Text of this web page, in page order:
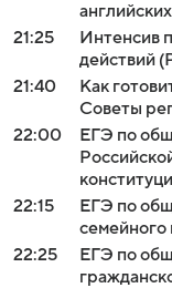
21:25
Интенсив
действий
21:40
Как
Советы
22:00
ЕГЭ по
22:15
ЕГЭ по
семейного
22:25
ЕГЭ по